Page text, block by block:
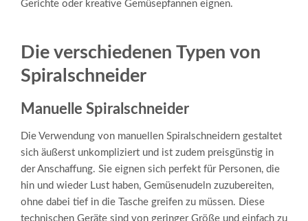
Gerichte oder kreative Gemüsepfannen eignen.
Die verschiedenen Typen von
Spiralschneider
Manuelle Spiralschneider
Die Verwendung von manuellen Spiralschneidern gestaltet
sich äußerst unkompliziert und ist zudem preisgünstig in
der Anschaffung. Sie eignen sich perfekt für Personen, die
hin und wieder Lust haben, Gemüsenudeln zuzubereiten,
ohne dabei tief in die Tasche greifen zu müssen. Diese
technischen Geräte sind von geringer Größe und einfach zu